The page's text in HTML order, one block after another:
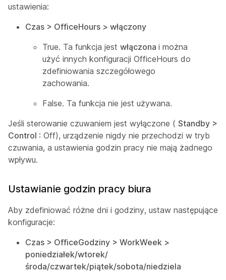
ustawienia:
Czas > OfficeHours > włączony
True. Ta funkcja jest włączona i można
użyć innych konfiguracji OfficeHours do
zdefiniowania szczegółowego
zachowania.
False. Ta funkcja nie jest używana.
Jeśli sterowanie czuwaniem jest wyłączone ( Standby >
Control : Off), urządzenie nigdy nie przechodzi w tryb
czuwania, a ustawienia godzin pracy nie mają żadnego
wpływu.
Ustawianie godzin pracy biura
Aby zdefiniować różne dni i godziny, ustaw następujące
konfiguracje:
Czas > OfficeGodziny > WorkWeek >
poniedziałek/wtorek/
środa/czwartek/piątek/sobota/niedziela